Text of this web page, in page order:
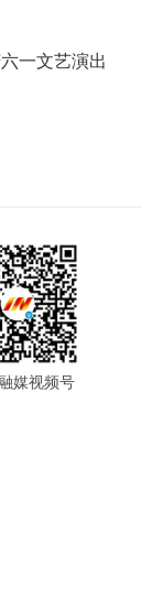
一文艺演出
媒视频号